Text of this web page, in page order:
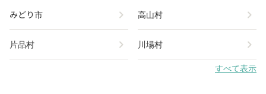
みどり市 chevron_right 高山村 chevron_right
片品村 chevron_right 川場村 chevron_right
すべて表示